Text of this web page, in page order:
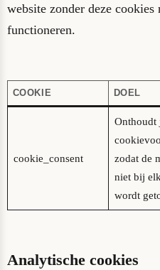
website zonder deze cookies
functioneren.
COOKIE DOEL
cookie_consent
Onthoudt
zodat de
niet bij
wordt
Analytische cookies